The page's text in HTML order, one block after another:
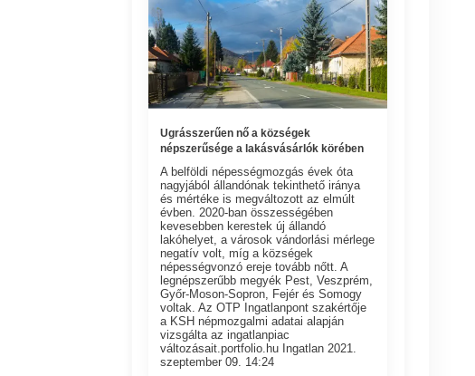
Ugrásszerűen nő a községek
népszerűsége a lakásvásárlók körében
A belföldi népességmozgás évek óta
nagyjából állandónak tekinthető iránya
és mértéke is megváltozott az elmúlt
évben. 2020-ban összességében
kevesebben kerestek új állandó
lakóhelyet, a városok vándorlási mérlege
negatív volt, míg a községek
népességvonzó ereje tovább nőtt. A
legnépszerűbb megyék Pest, Veszprém,
Győr-Moson-Sopron, Fejér és Somogy
voltak. Az OTP Ingatlanpont szakértője
a KSH népmozgalmi adatai alapján
vizsgálta az ingatlanpiac
változásait.portfolio.hu Ingatlan 2021.
szeptember 09. 14:24